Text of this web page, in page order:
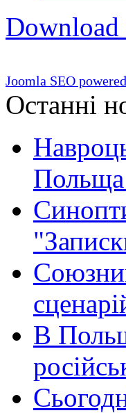
Download
Joomla SEO
Останні
Польща
В